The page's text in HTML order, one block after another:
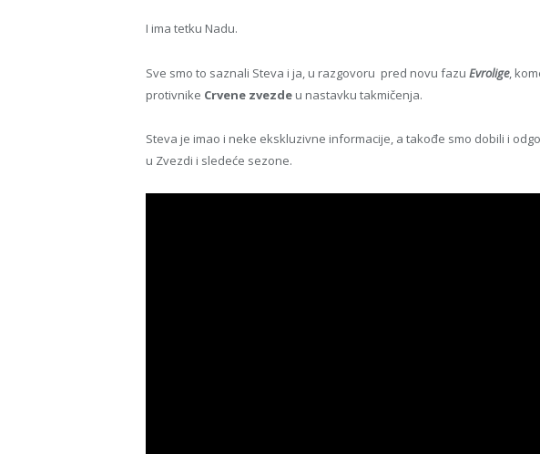
I ima tetku Nadu.
Sve smo to saznali Steva i ja, u razgovoru pred novu fazuEvrolige,
protivnike Crvene zvezde u nastavku takmičenja.
Steva je imao i neke ekskluzivne informacije, a takođe smo dobili i
u Zvezdi i sledeće sezone.